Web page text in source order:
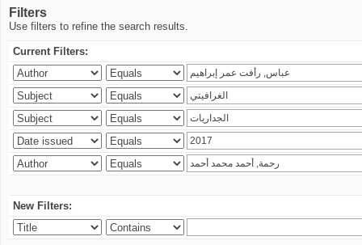
Filters
Use filters to refine the search results.
Current Filters:
New Filters: